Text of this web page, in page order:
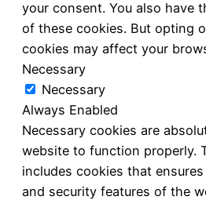
your consent. You also have
of these cookies. But opting
cookies may affect your
Necessary
Necessary
Always Enabled
Necessary cookies are
website to function properly.
includes cookies that
and security features of the